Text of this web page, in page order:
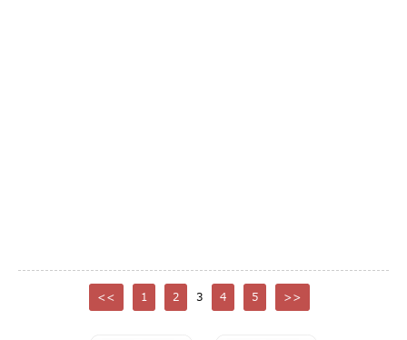
<< 1 2 3 4 5 >>